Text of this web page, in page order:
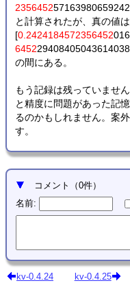
2356452
と計算されたが、真の値
[0.2424184572356452
6452
の間にある。
もう記録は残っていませ
と精度に問題があった記
るのかもしれません。案
す。
コメント （0件）
名前:
kv-0.4.24 kv-0.4.25